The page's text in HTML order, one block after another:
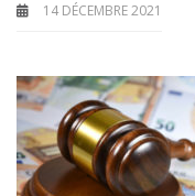
14 DÉCEMBRE 2021